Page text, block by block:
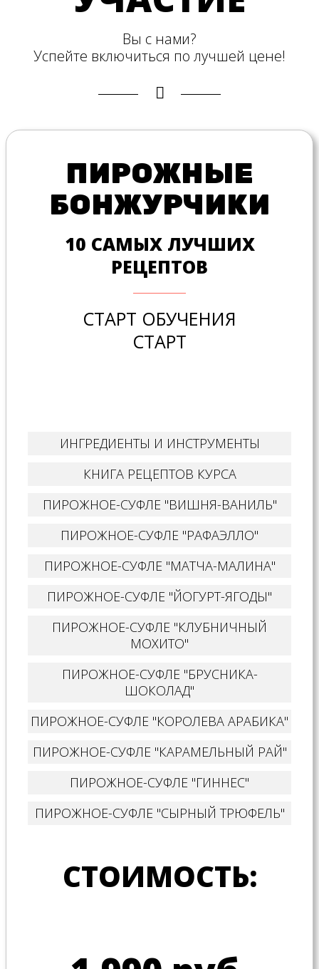
Вы с нами?
Успейте включиться по лучшей цене!
ПИРОЖНЫЕ
БОНЖУРЧИКИ
10 САМЫХ ЛУЧШИХ
РЕЦЕПТОВ
СТАРТ ОБУЧЕНИЯ
СТАРТ
ИНГРЕДИЕНТЫ И ИНСТРУМЕНТЫ
КНИГА РЕЦЕПТОВ КУРСА
ПИРОЖНОЕ-СУФЛЕ "ВИШНЯ-ВАНИЛЬ"
ПИРОЖНОЕ-СУФЛЕ "РАФАЭЛЛО"
ПИРОЖНОЕ-СУФЛЕ "МАТЧА-МАЛИНА"
ПИРОЖНОЕ-СУФЛЕ "ЙОГУРТ-ЯГОДЫ"
ПИРОЖНОЕ-СУФЛЕ "КЛУБНИЧНЫЙ
МОХИТО"
ПИРОЖНОЕ-СУФЛЕ "БРУСНИКА-
ШОКОЛАД"
ПИРОЖНОЕ-СУФЛЕ "КОРОЛЕВА АРАБИКА"
ПИРОЖНОЕ-СУФЛЕ "КАРАМЕЛЬНЫЙ РАЙ"
ПИРОЖНОЕ-СУФЛЕ "ГИННЕС"
ПИРОЖНОЕ-СУФЛЕ "СЫРНЫЙ ТРЮФЕЛЬ"
СТОИМОСТЬ: